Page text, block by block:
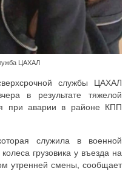
ЦАХАЛ
службы ЦАХАЛ
в результате тяжелой
при аварии в районе КПП
служила в военной
грузовика у въезда на
утренней смены, сообщает